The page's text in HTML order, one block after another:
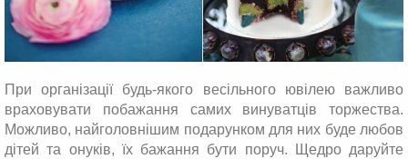
При організації будь-якого весільного ювілею важливо
враховувати побажання самих винуватців торжества.
Можливо, найголовнішим подарунком для них буде любов
дітей та онуків, їх бажання бути поруч. Щедро даруйте